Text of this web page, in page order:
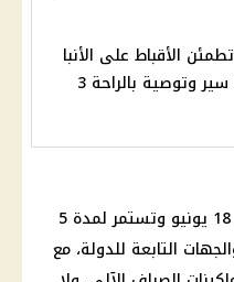
الأقباط على الأنبا
كاراس بعد حادث سير وتوصية بالراحة 3
تبدأ يوم 18 يونيو وتستمر لمدة 5
التابعة للدولة، مع